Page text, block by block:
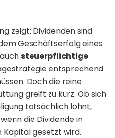
zeigt: Dividenden sind
Geschäftserfolg eines
steuerpflichtige
entsprechend
Doch die reine
greift zu kurz. Ob sich
tatsächlich lohnt,
die Dividende in
Kapital gesetzt wird.